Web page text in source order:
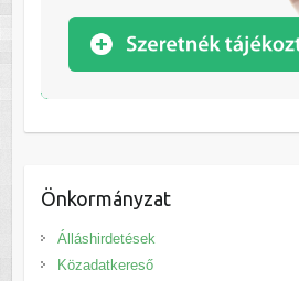
Önkormányzat
Álláshirdetések
Közadatkereső